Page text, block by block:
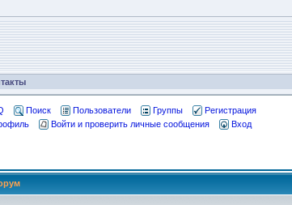
Поиск Пользователи Группы
Регистрация
Войти и проверить личные сообщения Вход